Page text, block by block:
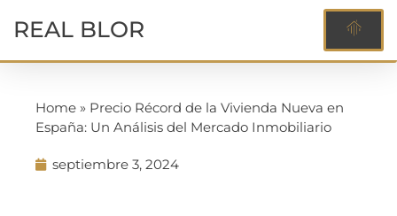
REAL BLOR
Home » Precio Récord de la Vivienda Nueva en
España: Un Análisis del Mercado Inmobiliario
septiembre 3, 2024